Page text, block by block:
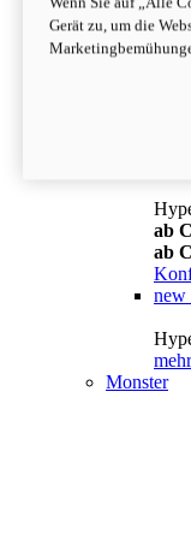
new
ab
ab
ab
new
Monster
Gerät zu, um die